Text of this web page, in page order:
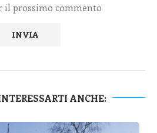
il prossimo commento
ANCHE: